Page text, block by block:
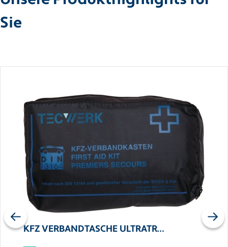
Sie
KFZ VERBANDTASCHE ULTRATR…
Previous Next